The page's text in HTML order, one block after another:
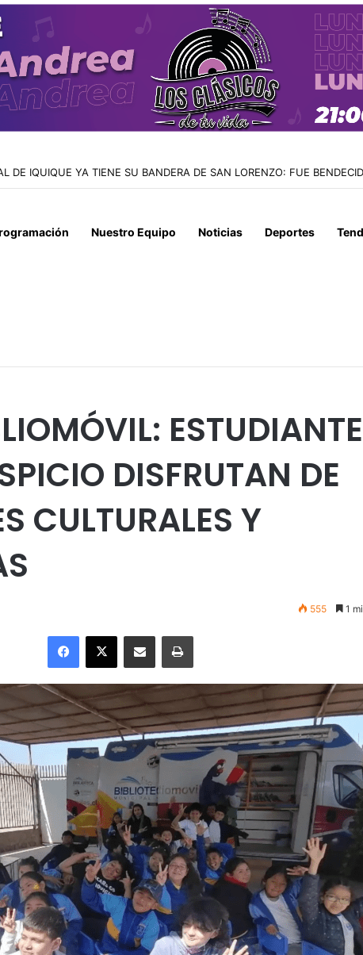
DE IQUIQUE YA TIENE SU BANDERA DE SAN LORENZO: FUE
Nuestro Equipo Noticias Deportes
DISFRUTAN DE
CULTURALES Y
555 1
Facebook
X Enviar vía email Imprimir